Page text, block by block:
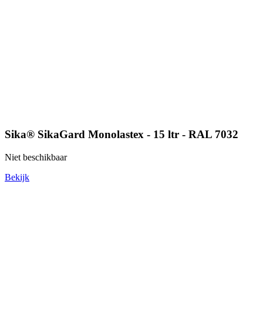
Sika® SikaGard Monolastex - 15 ltr - RAL 7032
Niet beschikbaar
Bekijk